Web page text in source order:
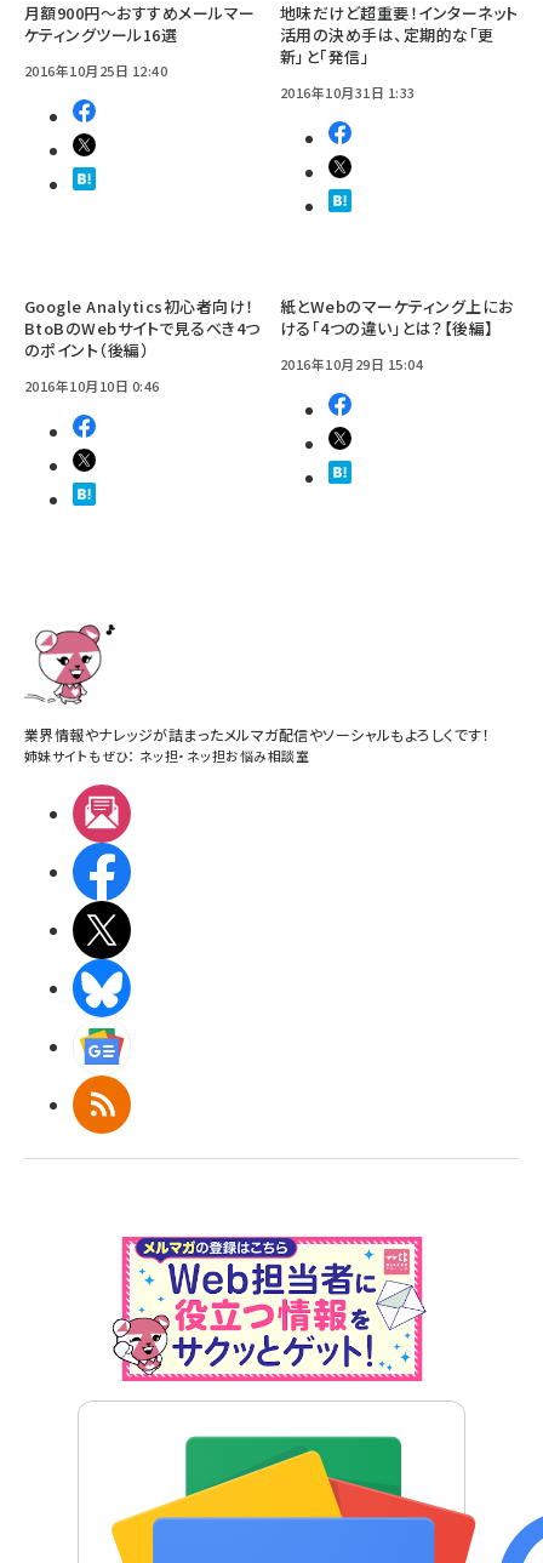
月額900円～おすすめメールマー
ケティングツール16選
2016年10月25日 12:40
地味だけど超重要！インターネット
活用の決め手は、定期的な「更
新」と「発信」
2016年10月31日 1:33
Google Analytics初心者向け！
BtoBのWebサイトで見るべき4つ
のポイント（後編）
2016年10月10日 0:46
紙とWebのマーケティング上にお
ける「4つの違い」とは？【後編】
2016年10月29日 15:04
業界情報やナレッジが詰まったメルマガ配信やソーシャルもよろしくです！
姉妹サイトもぜひ： ネッ担・ ネッ担お悩み相談室
RSS